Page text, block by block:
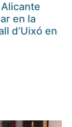
en la
d’Uixó en